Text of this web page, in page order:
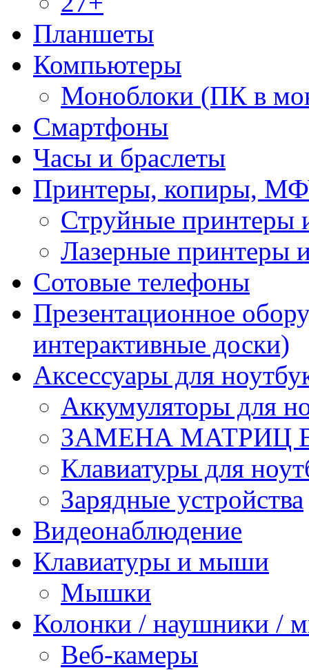
Планшеты
Компьютеры
Моноблоки (ПК в
Смартфоны
Часы и браслеты
Принтеры, копиры,
Струйные
Лазерные
Сотовые телефоны
Презентационное
интерактивные доски)
Аксессуары для
Аккумуляторы для
ЗАМЕНА МАТРИЦ
Клавиатуры для
Зарядные устройства
Видеонаблюдение
Клавиатуры и мыши
Мышки
Колонки / наушники /
Веб-камеры